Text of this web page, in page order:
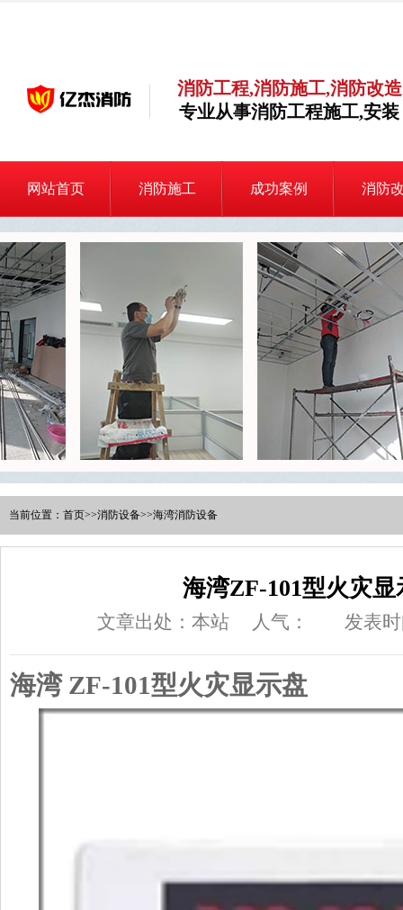
消防工程,消防施工,消防改造
专业从事消防工程施工,安装
网站首页 消防施工 成功案例 消防
当前位置： 首页>>消防设备>>海湾消防设备
海湾ZF-101型火灾显
文章出处：本站 人气： 发表
海湾 ZF-101型火灾显示盘